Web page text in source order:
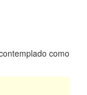
como